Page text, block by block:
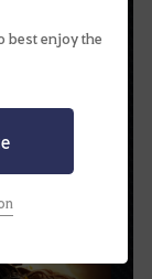
best enjoy the
e Ciclopes
sua foice.
para
páginas.